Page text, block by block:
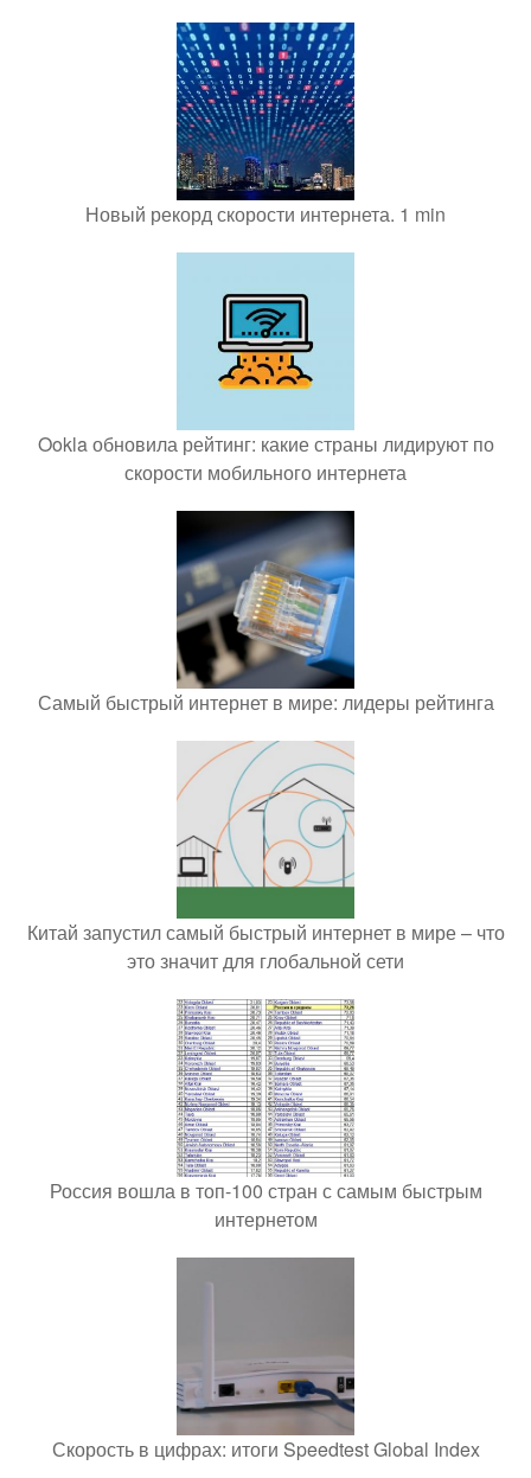
Новый рекорд скорости интернета. 1 min
Ookla обновила рейтинг: какие страны лидируют по
скорости мобильного интернета
Самый быстрый интернет в мире: лидеры рейтинга
Китай запустил самый быстрый интернет в мире – что
это значит для глобальной сети
Россия вошла в топ-100 стран с самым быстрым
интернетом
Скорость в цифрах: итоги Speedtest Global Index